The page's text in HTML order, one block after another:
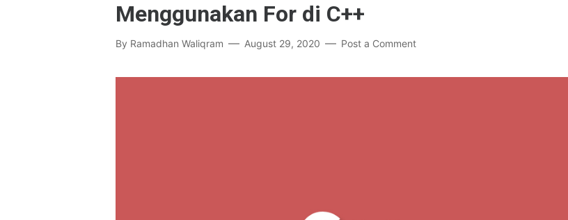
Menggunakan For di C++
By Ramadhan Waliqram August 29, 2020 Post a Comment